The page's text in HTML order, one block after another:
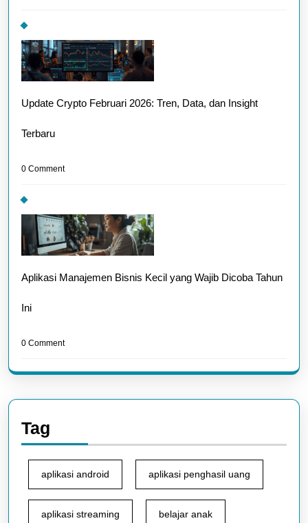
Update Crypto Februari 2026: Tren, Data, dan Insight
Terbaru
0 Comment
Aplikasi Manajemen Bisnis Kecil yang Wajib Dicoba Tahun
Ini
0 Comment
Tag
aplikasi android aplikasi penghasil uang
aplikasi streaming belajar anak